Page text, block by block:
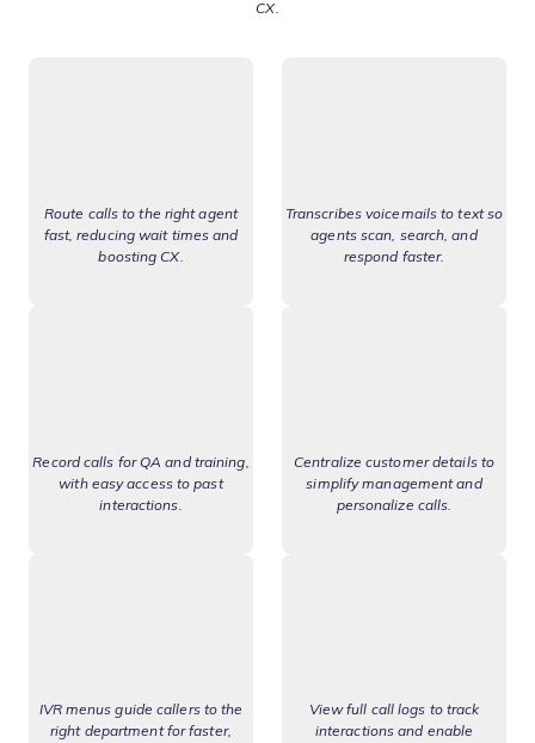
CX.
Route calls to the right agent
fast, reducing wait times and
boosting CX.
Transcribes voicemails to text so
agents scan, search, and
respond faster.
Record calls for QA and training,
with easy access to past
interactions.
Centralize customer details to
simplify management and
personalize calls.
IVR menus guide callers to the
right department for faster,
View full call logs to track
interactions and enable